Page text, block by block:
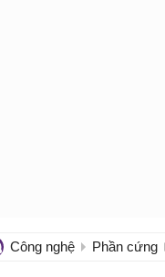
Công nghệ Phần cứng